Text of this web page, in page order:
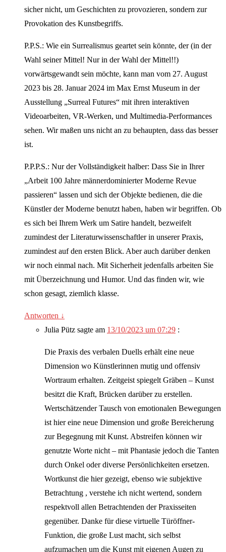
sicher nicht, um Geschichten zu provozieren, sondern zur
Provokation des Kunstbegriffs.
P.P.S.: Wie ein Surrealismus geartet sein könnte, der (in der
Wahl seiner Mittel! Nur in der Wahl der Mittel!!)
vorwärtsgewandt sein möchte, kann man vom 27. August
2023 bis 28. Januar 2024 im Max Ernst Museum in der
Ausstellung „Surreal Futures“ mit ihren interaktiven
Videoarbeiten, VR-Werken, und Multimedia-Performances
sehen. Wir maßen uns nicht an zu behaupten, dass das besser
ist.
P.P.P.S.: Nur der Vollständigkeit halber: Dass Sie in Ihrer
„Arbeit 100 Jahre männerdominierter Moderne Revue
passieren“ lassen und sich der Objekte bedienen, die die
Künstler der Moderne benutzt haben, haben wir begriffen. Ob
es sich bei Ihrem Werk um Satire handelt, bezweifelt
zumindest der Literaturwissenschaftler in unserer Praxis,
zumindest auf den ersten Blick. Aber auch darüber denken
wir noch einmal nach. Mit Sicherheit jedenfalls arbeiten Sie
mit Überzeichnung und Humor. Und das finden wir, wie
schon gesagt, ziemlich klasse.
Antworten ↓
Julia Pütz sagte am 13/10/2023 um 07:29 :
Die Praxis des verbalen Duells erhält eine neue
Dimension wo Künstlerinnen mutig und offensiv
Wortraum erhalten. Zeitgeist spiegelt Gräben – Kunst
besitzt die Kraft, Brücken darüber zu erstellen.
Wertschätzender Tausch von emotionalen Bewegungen
ist hier eine neue Dimension und große Bereicherung
zur Begegnung mit Kunst. Abstreifen können wir
genutzte Worte nicht – mit Phantasie jedoch die Tanten
durch Onkel oder diverse Persönlichkeiten ersetzen.
Wortkunst die hier gezeigt, ebenso wie subjektive
Betrachtung , verstehe ich nicht wertend, sondern
respektvoll allen Betrachtenden der Praxisseiten
gegenüber. Danke für diese virtuelle Türöffner-
Funktion, die große Lust macht, sich selbst
aufzumachen um die Kunst mit eigenen Augen zu